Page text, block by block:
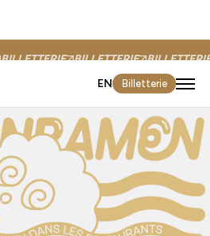
BILLETTERIE BILLETTERIE
EN Billetterie